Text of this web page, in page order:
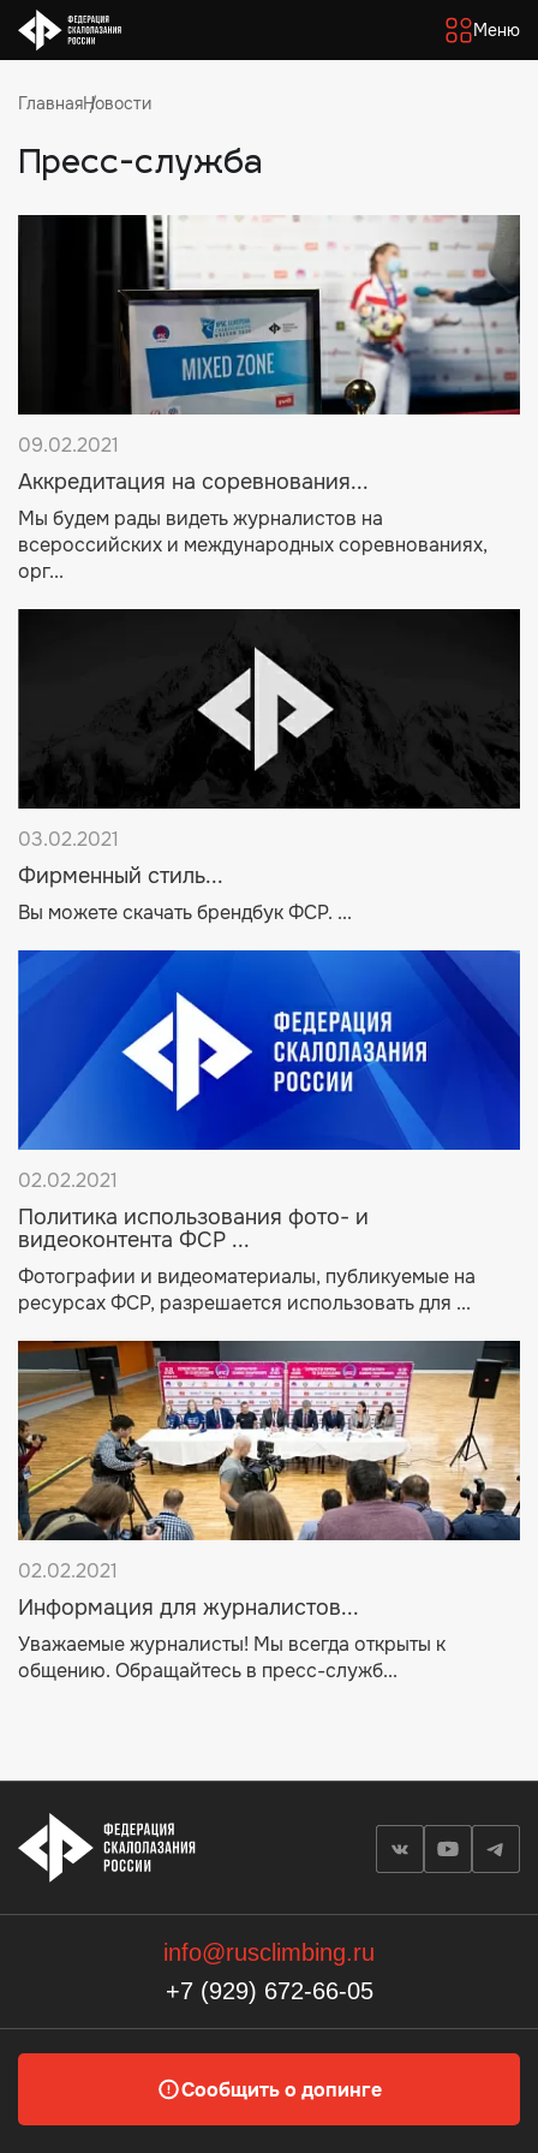
Меню
ГлавнаяНовости
Пресс-служба
09.02.2021
Аккредитация на соревнования...
Мы будем рады видеть журналистов на
всероссийских и международных соревнованиях,
орг...
03.02.2021
Фирменный стиль...
Вы можете скачать брендбук ФСР. ...
02.02.2021
Политика использования фото- и
видеоконтента ФСР ...
Фотографии и видеоматериалы, публикуемые на
ресурсах ФСР, разрешается использовать для ...
02.02.2021
Информация для журналистов...
Уважаемые журналисты! Мы всегда открыты к
общению. Обращайтесь в пресс-служб...
info@rusclimbing.ru
+7 (929) 672-66-05
Сообщить о допинге